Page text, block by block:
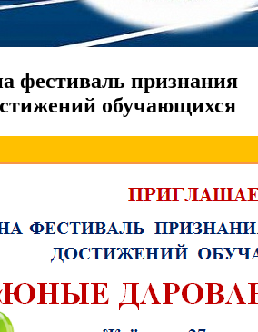
фестиваль признания
обучающихся